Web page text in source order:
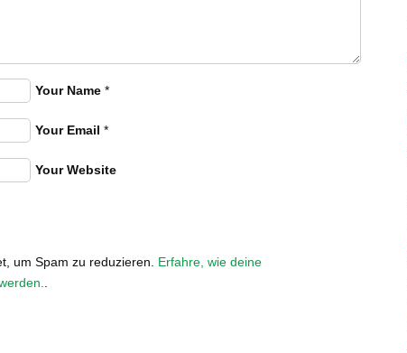
Your Name *
Your Email *
Your Website
um Spam zu reduzieren. Erfahre, wie deine